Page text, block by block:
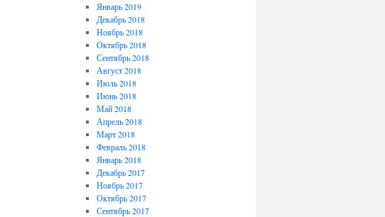
Январь 2019
Декабрь 2018
Ноябрь 2018
Октябрь 2018
Сентябрь 2018
Август 2018
Июль 2018
Июнь 2018
Май 2018
Апрель 2018
Март 2018
Февраль 2018
Январь 2018
Декабрь 2017
Ноябрь 2017
Октябрь 2017
Сентябрь 2017